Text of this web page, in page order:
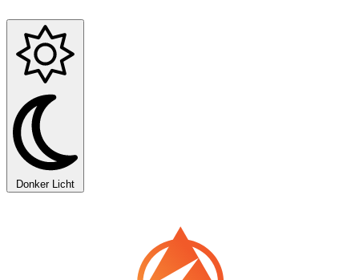
Donker Licht